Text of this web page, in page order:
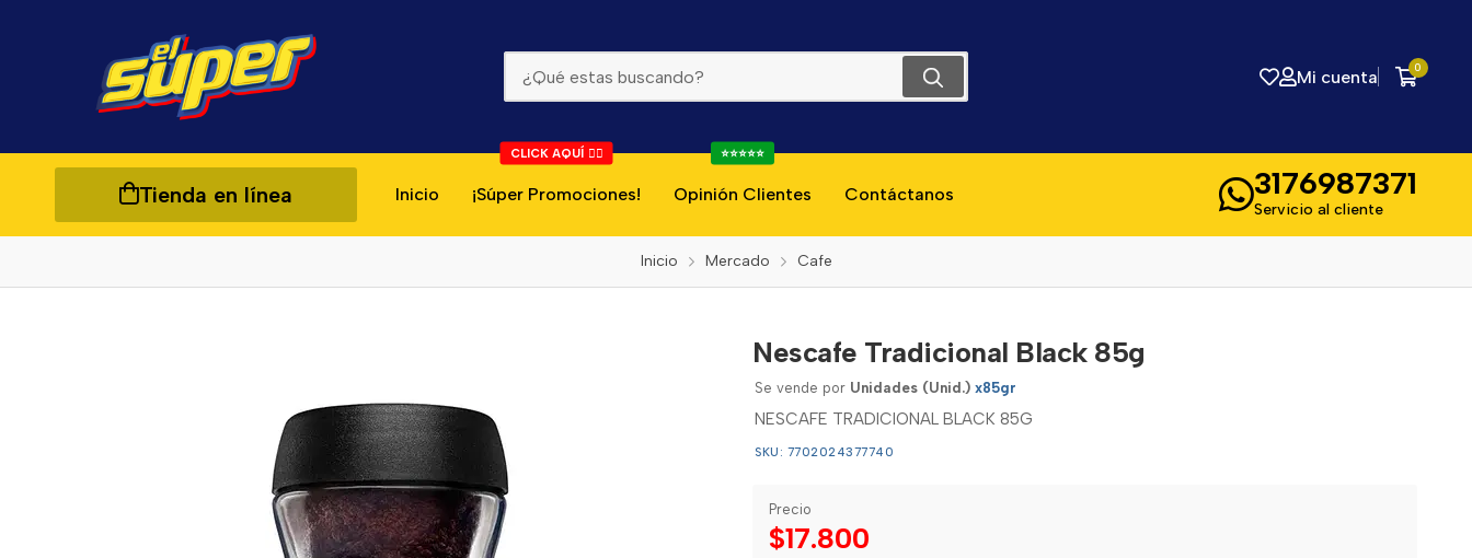
Mi cuenta 0
Tienda en línea Inicio ¡Súper Promociones!
CLICK AQUÍ 👇🏻
Opinión Clientes
⭐⭐⭐⭐⭐
Contáctanos 3176987371
Servicio al cliente
Inicio Mercado Cafe
Nescafe Tradicional Black 85g
Se vende por Unidades (Unid.) x85gr
NESCAFE TRADICIONAL BLACK 85G
SKU: 7702024377740
Precio
$17.800